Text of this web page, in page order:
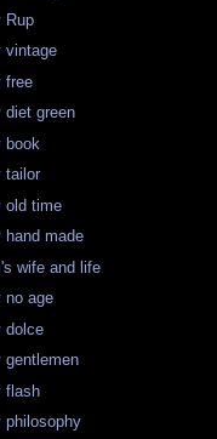
Rup
vintage
free
diet green
book
tailor
old time
hand made
wife and life
no age
dolce
gentlemen
flash
philosophy